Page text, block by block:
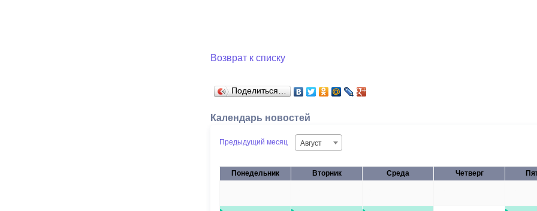
Возврат к списку
Поделиться…
Календарь новостей
Предыдущий месяц Август
Понедельник Вторник Среда Четверг